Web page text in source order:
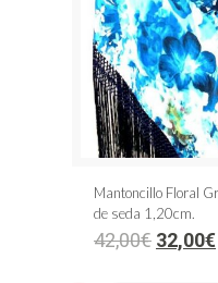
Mantoncillo Floral
de seda 1,20cm.
42,00€ 32,00€